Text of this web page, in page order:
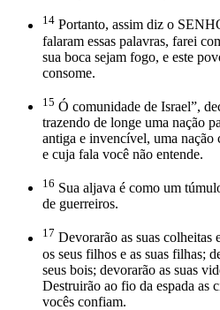
14 Portanto, assim diz o
falaram essas palavras, farei
sua boca sejam fogo, e este
consome.
15 Ó comunidade de Israel”,
trazendo de longe uma nação
antiga e invencível, uma
e cuja fala você não entende.
16 Sua aljava é como um
de guerreiros.
17 Devorarão as suas colheitas
os seus filhos e as suas filhas;
seus bois; devorarão as suas
Destruirão ao fio da espada as
vocês confiam.